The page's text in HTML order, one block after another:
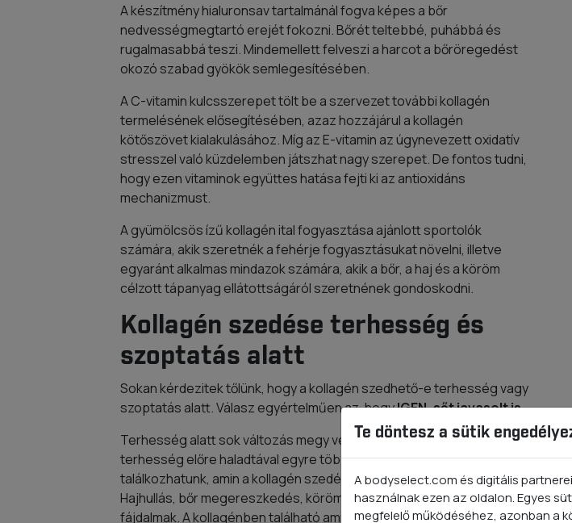
A készítmény hialuronsav tartalmánál fogva képes a bőr
nedvességmegtartó erejét fokozni. Bőrét teltebbé, puhábbá és
rugalmasabbá teszi. Mindemellett felveszi a harcot a bőröregedést
okozó szabad gyökök semlegesítésében.
A C-vitamin kulcsszerepet tölt be a szervezet további kollagén
termelésének elősegítésében, azaz hozzájárul a kollagén
kötőszövet kialakulásához. Míg az E-vitamin az úgynevezett oxidatív
stresszel való küzdelemben játszhat nagy szerepet. De fontos tudni,
hogy ezen vitaminok együttes hatása fejti ki az antioxidáns
mechanizmust.
A gyümölcsös ízű kollagén ital fogyasztása ajánlott sportolók
számára, akik szeretnék a fehérje fogyasztásukat növelni, illetve
egyaránt alkalmas mindazok számára, akik a bőr, a haj és a köröm
célzott tápanyag ellátottságáról szeretnének gondoskodni.
Kollagén szedése terhesség és
szoptatás alatt
Sokan kérdezitek tőlünk, hogy a kollagén szedhető-e terhesség vagy
szoptatás alatt. Válasz egyértelműen az, hogyIGEN, sőt javasolt is.
Terhesség alatt sok változás megy végbe egy nő testében. A
terhesség előre haladtával egyre több olyan problémával
találkozhatunk, amin a kollagén szedése segítséget nyújthat.
Hajhullás, bőr megereszkedés, köröm problémák, valamint ízületi
fájdalmak. A kollagénben található aminosavak ezekben mind
Te döntesz a sütik
A bodyselect.com és digitális
használnak ezen az oldalon. Egyes
megfelelő működéséhez, azonban a